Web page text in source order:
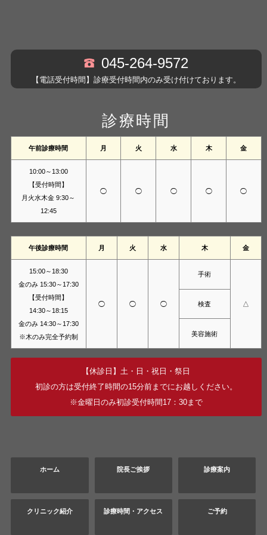
045-264-9572
【電話受付時間】診療受付時間内のみ受け付けております。
診療時間
午前診療時間 月 火 水 木 金
10:00～13:00
【受付時間】
月火水木金 9:30～
12:45
◯ ◯ ◯ ◯ ◯
午後診療時間 月 火 水 木 金
15:00～18:30
金のみ 15:30～17:30
【受付時間】
14:30～18:15
金のみ 14:30～17:30
※木のみ完全予約制
◯ ◯ ◯
手術
△
検査
美容施術
【休診日】土・日・祝日・祭日
初診の方は受付終了時間の15分前までにお越しください。
※金曜日のみ初診受付時間17：30まで
ホーム 院長ご挨拶 診療案内
クリニック紹介 診療時間・アクセス ご予約